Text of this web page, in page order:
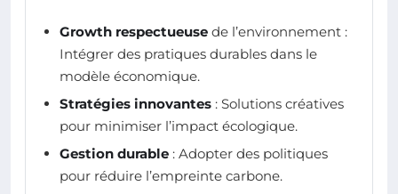
Growth respectueuse de l’environnement :
Intégrer des pratiques durables dans le
modèle économique.
Stratégies innovantes : Solutions créatives
pour minimiser l’impact écologique.
Gestion durable : Adopter des politiques
pour réduire l’empreinte carbone.